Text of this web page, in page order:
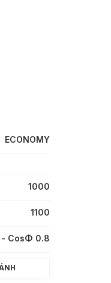
ECONOMY
1000
1100
- CosΦ 0.8